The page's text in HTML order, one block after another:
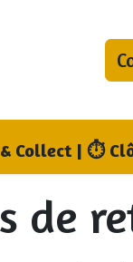
sommes-
Collect | ⏱
de